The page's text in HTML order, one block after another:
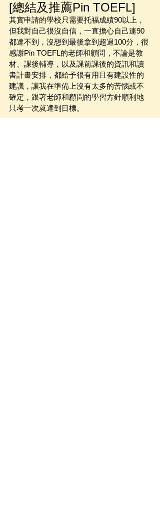
[總結及推薦Pin TOEFL]
其實申請的學校只需要托福成績90以上，
但我對自己很沒自信，一直擔心自己連90
都達不到，沒想到最後拿到超過100分，很
感謝Pin TOEFL的老師和顧問，不論是教
材、課後輔導，以及課前課後的資訊和讀
書計畫安排，都給予很有用且有建設性的
建議，讓我在準備上沒有太多的苦惱或不
確定，跟著老師和顧問的學習方針順利地
只考一次就達到目標。